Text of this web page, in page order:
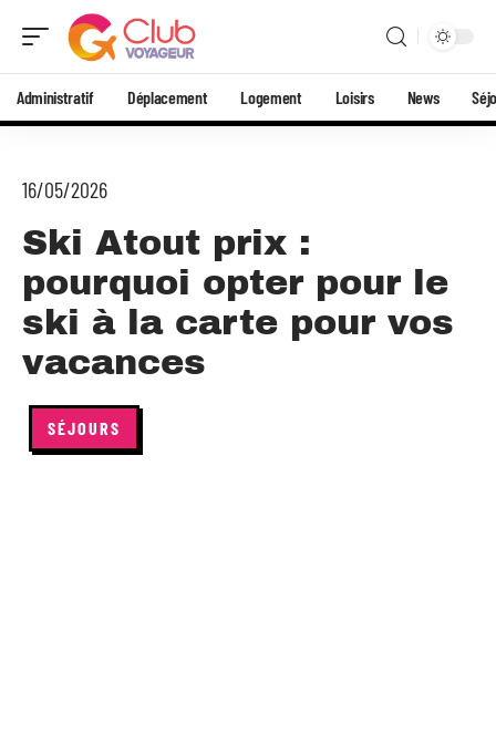
Administratif Déplacement Logement Loisirs News
16/05/2026
Ski Atout prix :
pourquoi opter pour le
ski à la carte pour vos
vacances
SÉJOURS